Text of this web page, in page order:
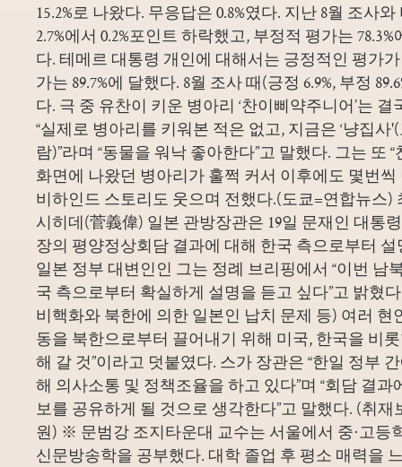
15.2%로 나왔다. 무응답은 0.8%였다. 지난 8월 조사
2.7%에서 0.2%포인트 하락했고, 부정적 평가는
다. 테메르 대통령 개인에 대해서는 긍정적인 평가
가는 89.7%에 달했다. 8월 조사 때(긍정 6.9%, 부정
다. 극 중 유찬이 키운 병아리 ‘찬이삐약주니어’는
“실제로 병아리를 키워본 적은 없고, 지금은 ‘냥집사
람)”라며 “동물을 워낙 좋아한다”고 말했다. 그는 또
화면에 나왔던 병아리가 훌쩍 커서 이후에도 몇번씩
비하인드 스토리도 웃으며 전했다.(도쿄=연합뉴스)
시히데(菅義偉) 일본 관방장관은 19일 문재인 대통
장의 평양정상회담 결과에 대해 한국 측으로부터
일본 정부 대변인인 그는 정례 브리핑에서 “이번 남
국 측으로부터 확실하게 설명을 듣고 싶다”고 밝혔
비핵화와 북한에 의한 일본인 납치 문제 등) 여러 현
동을 북한으로부터 끌어내기 위해 미국, 한국을 비
해 갈 것”이라고 덧붙였다. 스가 장관은 “한일 정부
해 의사소통 및 정책조율을 하고 있다”며 “회담 결
보를 공유하게 될 것으로 생각한다”고 말했다. (취
원) ※ 문범강 조지타운대 교수는 서울에서 중·고등
신문방송학을 공부했다. 대학 졸업 후 평소 매력을